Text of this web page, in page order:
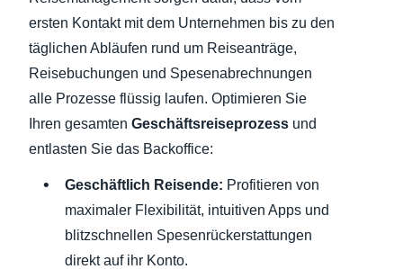
ersten Kontakt mit dem Unternehmen bis zu den
täglichen Abläufen rund um Reiseanträge,
Reisebuchungen und Spesenabrechnungen
alle Prozesse flüssig laufen. Optimieren Sie
Ihren gesamten Geschäftsreiseprozess und
entlasten Sie das Backoffice:
Geschäftlich Reisende: Profitieren von
maximaler Flexibilität, intuitiven Apps und
blitzschnellen Spesenrückerstattungen
direkt auf ihr Konto.